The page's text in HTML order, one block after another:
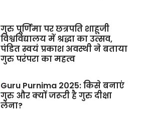
गुरु पूर्णिमा पर छत्रपति शाहूजी
विश्वविद्यालय में श्रद्धा का उत्सव,
पंडित स्वयं प्रकाश अवस्थी ने बताया
गुरु परंपरा का महत्व
Guru Purnima 2025: किसे बनाएं
गुरु और क्यों जरूरी है गुरु दीक्षा
लेना?